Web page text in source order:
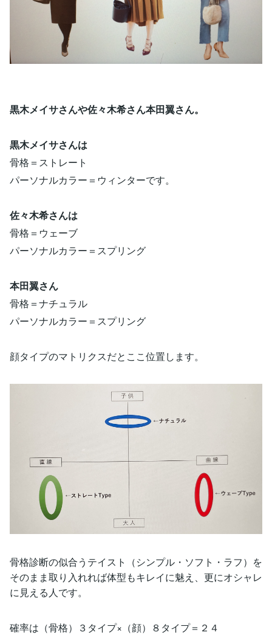
黒木メイサさんや佐々木希さん本田翼さん。
黒木メイサさんは
骨格＝ストレート
パーソナルカラー＝ウィンターです。
佐々木希さんは
骨格＝ウェーブ
パーソナルカラー＝スプリング
本田翼さん
骨格＝ナチュラル
パーソナルカラー＝スプリング
顔タイプのマトリクスだとここ位置します。
骨格診断の似合うテイスト（シンプル・ソフト・ラフ）を
そのまま取り入れれば体型もキレイに魅え、更にオシャレ
に見える人です。
確率は（骨格）３タイプ×（顔）８タイプ＝２４